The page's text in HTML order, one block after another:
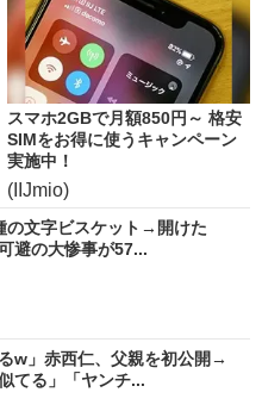
スマホ2GBで月額850円～ 格安
SIMをお得に使うキャンペーン
実施中！
(IIJmio)
の文字ビスケット→開けた
の大惨事が57...
w」赤西仁、父親を初公開→
てる」「ヤンチ...